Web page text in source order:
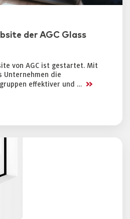
der AGC Glass
von AGC ist gestartet. Mit
Unternehmen die
effektiver und … >>